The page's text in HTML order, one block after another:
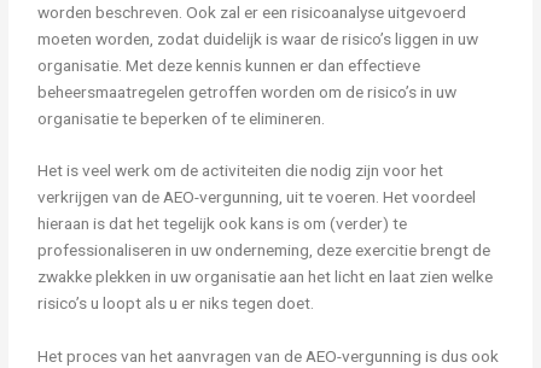
worden beschreven. Ook zal er een risicoanalyse uitgevoerd
moeten worden, zodat duidelijk is waar de risico’s liggen in uw
organisatie. Met deze kennis kunnen er dan effectieve
beheersmaatregelen getroffen worden om de risico’s in uw
organisatie te beperken of te elimineren.
Het is veel werk om de activiteiten die nodig zijn voor het
verkrijgen van de AEO-vergunning, uit te voeren. Het voordeel
hieraan is dat het tegelijk ook kans is om (verder) te
professionaliseren in uw onderneming, deze exercitie brengt de
zwakke plekken in uw organisatie aan het licht en laat zien welke
risico’s u loopt als u er niks tegen doet.
Het proces van het aanvragen van de AEO-vergunning is dus ook